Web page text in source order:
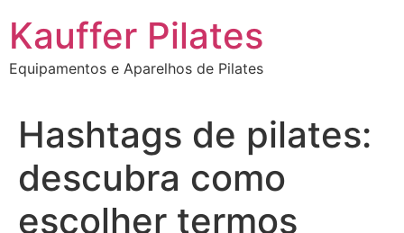
para
conteúdo
Kauffer Pilates
Equipamentos e Aparelhos de Pilates
Hashtags de pilates:
descubra como
escolher termos